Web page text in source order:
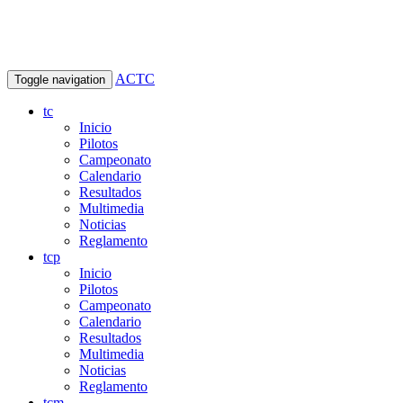
Toggle navigation ACTC
tc
Inicio
Pilotos
Campeonato
Calendario
Resultados
Multimedia
Noticias
Reglamento
tcp
Inicio
Pilotos
Campeonato
Calendario
Resultados
Multimedia
Noticias
Reglamento